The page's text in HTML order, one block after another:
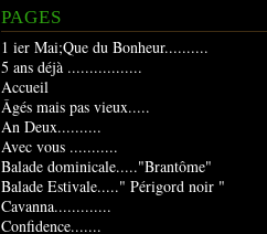
PAGES
1 ier Mai;Que du Bonheur..........
5 ans déjà .................
Accueil
Âgés mais pas vieux.....
An Deux..........
Avec vous ...........
Balade dominicale....."Brantôme"
Balade Estivale....." Périgord noir "
Cavanna.............
Confidence.......